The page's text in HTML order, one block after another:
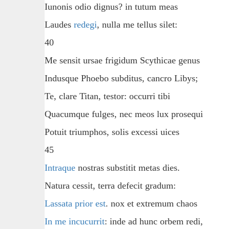
Iunonis odio dignus? in tutum meas
Laudes redegi, nulla me tellus silet:
40
Me sensit ursae frigidum Scythicae genus
Indusque Phoebo subditus, cancro Libys;
Te, clare Titan, testor: occurri tibi
Quacumque fulges, nec meos lux prosequi
Potuit triumphos, solis excessi uices
45
Intraque nostras substitit metas dies.
Natura cessit, terra defecit gradum:
Lassata prior est. nox et extremum chaos
In me incucurrit: inde ad hunc orbem redi,